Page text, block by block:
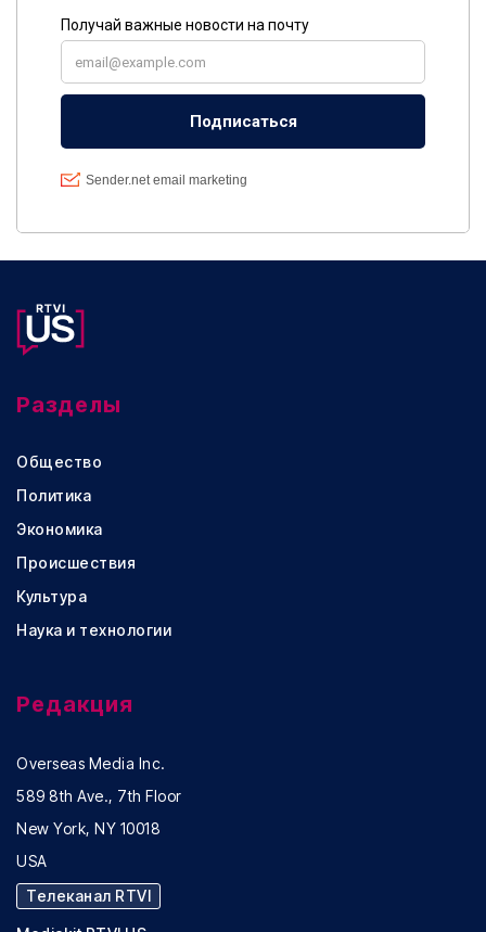
Разделы
Общество
Политика
Экономика
Происшествия
Культура
Наука и технологии
Редакция
Overseas Media Inc.
589 8th Ave., 7th Floor
New York, NY 10018
USA
Телеканал RTVI